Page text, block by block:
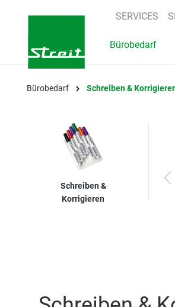
Zur Hauptnavigation springen
SERVICES
Bürobedarf
Bürobedarf Schreiben &
Schreiben &
Korrigieren